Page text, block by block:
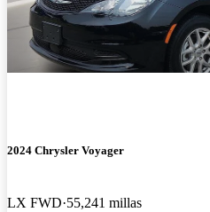
2024 Chrysler Voyager
LX FWD 55,241 millas